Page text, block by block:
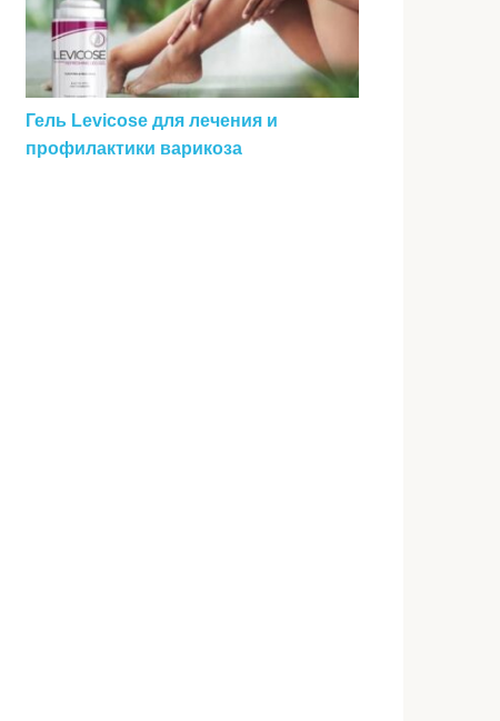
Гель Levicose для лечения и
профилактики варикоза